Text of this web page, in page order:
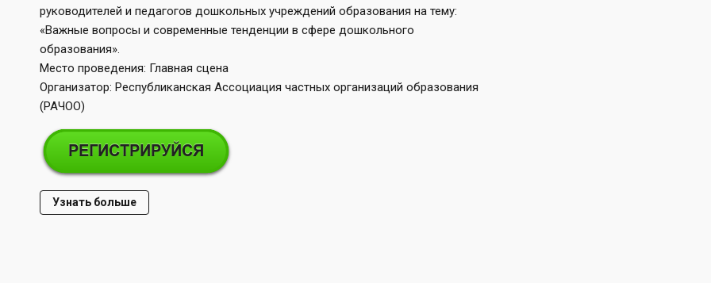
руководителей и педагогов дошкольных учреждений образования на тему:
«Важные вопросы и современные тенденции в сфере дошкольного
образования».
Место проведения: Главная сцена
Организатор: Республиканская Ассоциация частных организаций образования
(РАЧОО)
Узнать больше